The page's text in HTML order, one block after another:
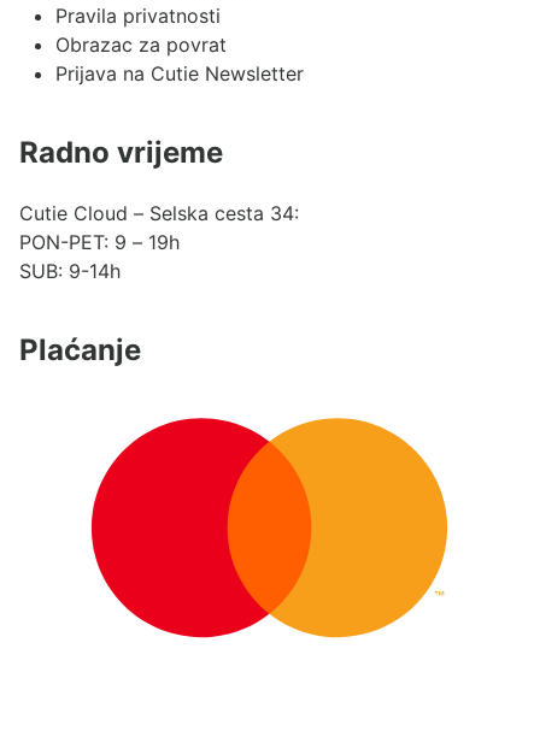
Pravila privatnosti
Obrazac za povrat
Prijava na Cutie Newsletter
Radno vrijeme
Cutie Cloud – Selska cesta 34:
PON-PET: 9 – 19h
SUB: 9-14h
Plaćanje